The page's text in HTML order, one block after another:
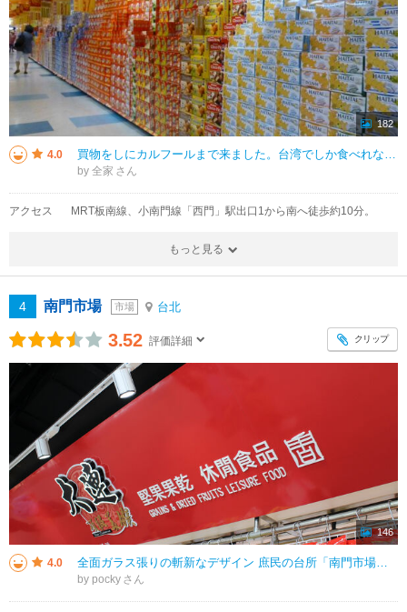
182
4.0 買物をしにカルフールまで来ました。台湾でしか食べれないフルーツを調達しに来ました。龍眼、マンゴーがありましたので買いました。割高ですがマンゴーやドラゴンフルーツなどはカットフルーツとしてもありました。
by 全家
アクセス MRT板南線、小南門線「西門」駅出口1から南へ徒歩約10分。
もっと見る
4 南門市場 市場 台北
3.52 評価詳細 クリップ
146
4.0 全面ガラス張りの斬新なデザイン 庶民の台所「南門市場」だとは思えないくらいスタイリッシュ 中正紀念堂駅からすぐだし とても良い立地 お肉が入ったものはお土産物としては購入できないが ドライフルーツ 花生酥などが購入で
by pocky